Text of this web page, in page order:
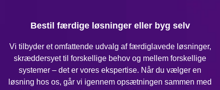
Bestil færdige løsninger eller byg selv
Vi tilbyder et omfattende udvalg af færdiglavede løsninger,
skræddersyet til forskellige behov og mellem forskellige
systemer – det er vores ekspertise. Når du vælger en
løsning hos os, går vi igennem opsætningen sammen med